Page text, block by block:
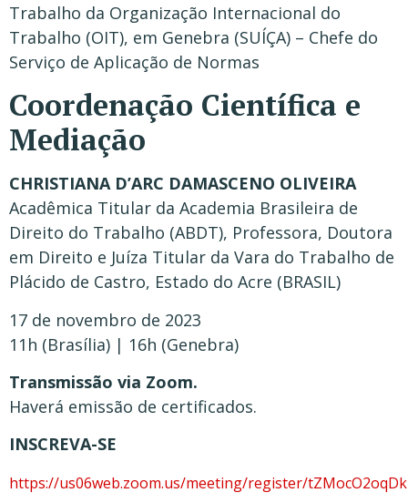
Trabalho da Organização Internacional do
Trabalho (OIT), em Genebra (SUÍÇA) – Chefe do
Serviço de Aplicação de Normas
Coordenação Científica e
Mediação
CHRISTIANA D’ARC DAMASCENO OLIVEIRA
Acadêmica Titular da Academia Brasileira de
Direito do Trabalho (ABDT), Professora, Doutora
em Direito e Juíza Titular da Vara do Trabalho de
Plácido de Castro, Estado do Acre (BRASIL)
17 de novembro de 2023
11h (Brasília) | 16h (Genebra)
Transmissão via Zoom.
Haverá emissão de certificados.
INSCREVA-SE
https://us06web.zoom.us/meeting/register/